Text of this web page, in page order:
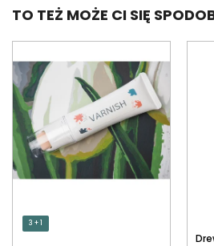
TO TEŻ MOŻE CI SIĘ
3 + 1